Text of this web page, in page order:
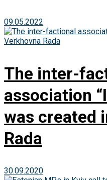
09.05.2022
The inter-
association
was created
Rada
30.09.2020